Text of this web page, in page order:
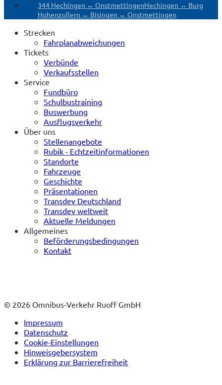
344 Hechingen ↔ OnstmettingenHechingen ↔ Burg
Hohenzollern ↔ Bisingen ↔ Onstmettingen
Strecken
Fahrplanabweichungen
Tickets
Verbünde
Verkaufsstellen
Service
Fundbüro
Schulbustraining
Buswerbung
Ausflugsverkehr
Über uns
Stellenangebote
Rubik - Echtzeitinformationen
Standorte
Fahrzeuge
Geschichte
Präsentationen
Transdev Deutschland
Transdev weltweit
Aktuelle Meldungen
Allgemeines
Beförderungsbedingungen
Kontakt
© 2026 Omnibus-Verkehr Ruoff GmbH
Impressum
Datenschutz
Cookie-Einstellungen
Hinweisgebersystem
Erklärung zur Barrierefreiheit